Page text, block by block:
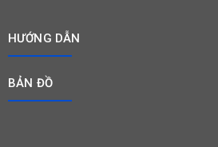
HƯỚNG DẪN
BẢN ĐỒ